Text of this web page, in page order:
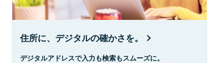
住所に、デジタルの確かさを。
デジタルアドレスで入力も検索もスムーズに。